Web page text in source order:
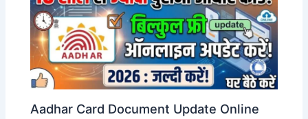
Aadhar Card Document Update Online